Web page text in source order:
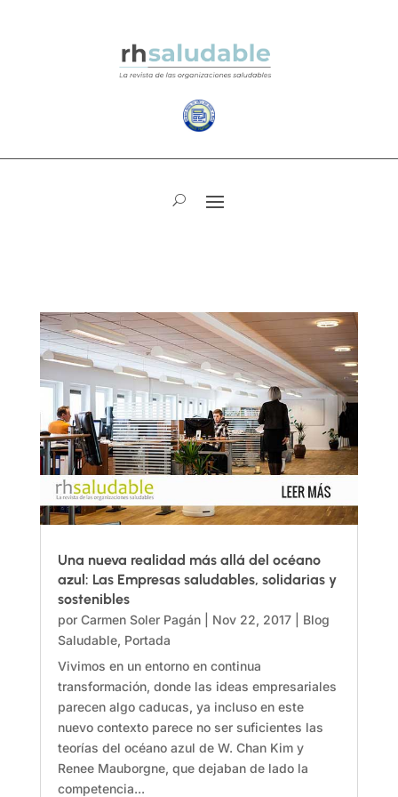
Una nueva realidad más allá del océano
azul: Las Empresas saludables, solidarias y
sostenibles
por Carmen Soler Pagán| Nov 22, 2017| Blog
Saludable, Portada
Vivimos en un entorno en continua
transformación, donde las ideas empresariales
parecen algo caducas, ya incluso en este
nuevo contexto parece no ser suficientes las
teorías del océano azul de W. Chan Kim y
Renee Mauborgne, que dejaban de lado la
competencia...